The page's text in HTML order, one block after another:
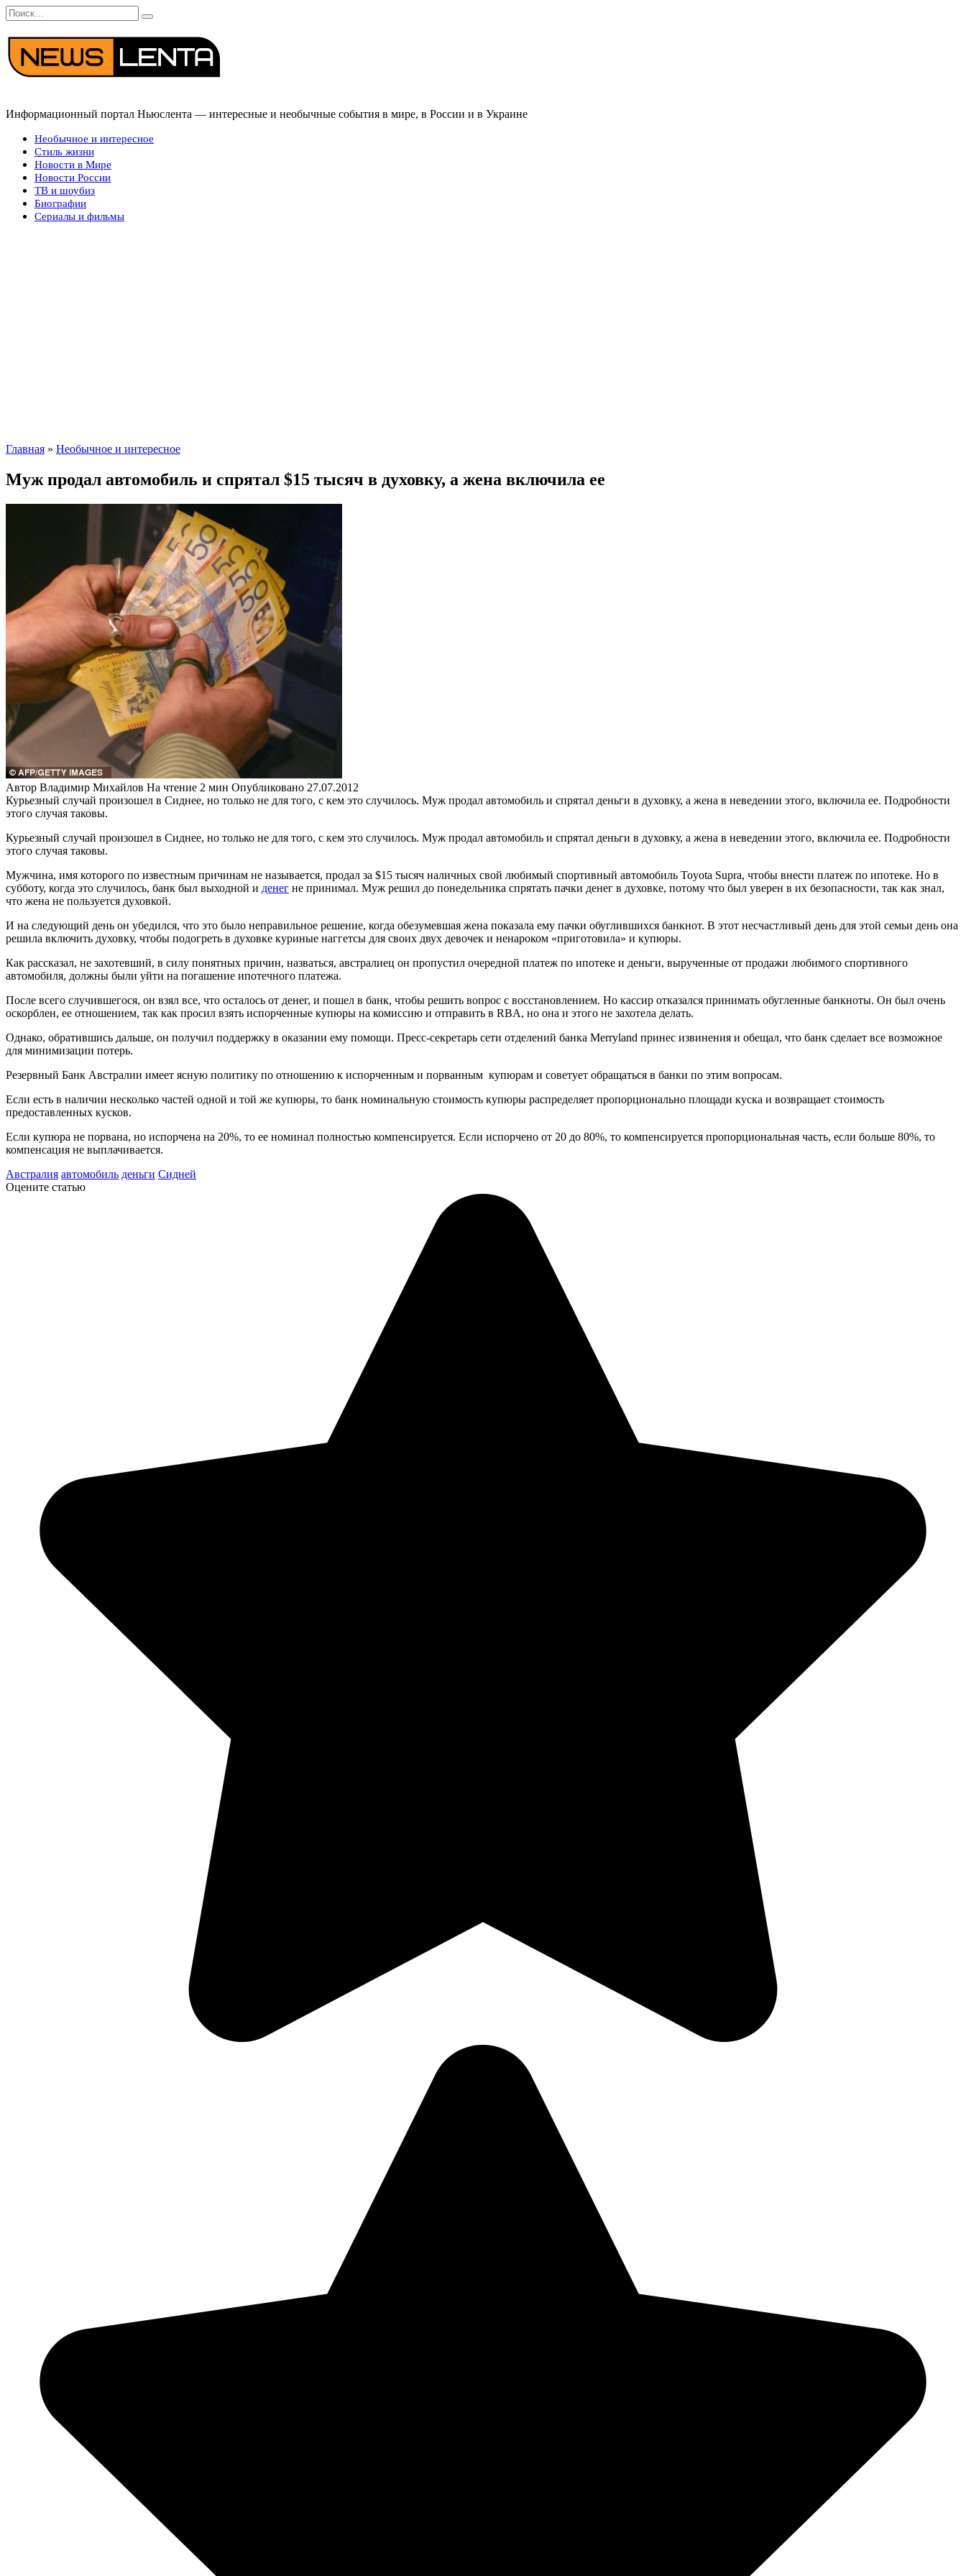
Перейти
к
содержанию
Search
for:
Информационный портал Ньюслента — интересные и необычные события в мире, в России и в Украине
Необычное и интересное
Стиль жизни
Новости в Мире
Новости России
ТВ и шоубиз
Биографии
Сериалы и фильмы
Главная » Необычное и интересное
Муж продал автомобиль и спрятал $15 тысяч в духовку, а жена включила ее
Автор Владимир Михайлов На чтение 2 мин Опубликовано 27.07.2012
Курьезный случай произошел в Сиднее, но только не для того, с кем это случилось. Муж продал автомобиль и спрятал деньги в духовку, а жена в неведении этого, включила ее. Подробности
этого случая таковы.
Курьезный случай произошел в Сиднее, но только не для того, с кем это случилось. Муж продал автомобиль и спрятал деньги в духовку, а жена в неведении этого, включила ее. Подробности
этого случая таковы.
Мужчина, имя которого по известным причинам не называется, продал за $15 тысяч наличных свой любимый спортивный автомобиль Toyota Supra, чтобы внести платеж по ипотеке. Но в
субботу, когда это случилось, банк был выходной и денег не принимал. Муж решил до понедельника спрятать пачки денег в духовке, потому что был уверен в их безопасности, так как знал,
что жена не пользуется духовкой.
И на следующий день он убедился, что это было неправильное решение, когда обезумевшая жена показала ему пачки обуглившихся банкнот. В этот несчастливый день для этой семьи день она
решила включить духовку, чтобы подогреть в духовке куриные наггетсы для своих двух девочек и ненароком «приготовила» и купюры.
Как рассказал, не захотевший, в силу понятных причин, назваться, австралиец он пропустил очередной платеж по ипотеке и деньги, вырученные от продажи любимого спортивного
автомобиля, должны были уйти на погашение ипотечного платежа.
После всего случившегося, он взял все, что осталось от денег, и пошел в банк, чтобы решить вопрос с восстановлением. Но кассир отказался принимать обугленные банкноты. Он был очень
оскорблен, ее отношением, так как просил взять испорченные купюры на комиссию и отправить в RBA, но она и этого не захотела делать.
Однако, обратившись дальше, он получил поддержку в оказании ему помощи. Пресс-секретарь сети отделений банка Merryland принес извинения и обещал, что банк сделает все возможное
для минимизации потерь.
Резервный Банк Австралии имеет ясную политику по отношению к испорченным и порванным купюрам и советует обращаться в банки по этим вопросам.
Если есть в наличии несколько частей одной и той же купюры, то банк номинальную стоимость купюры распределяет пропорционально площади куска и возвращает стоимость
предоставленных кусков.
Если купюра не порвана, но испорчена на 20%, то ее номинал полностью компенсируется. Если испорчено от 20 до 80%, то компенсируется пропорциональная часть, если больше 80%, то
компенсация не выплачивается.
Австралия автомобиль деньги Сидней
Оцените статью